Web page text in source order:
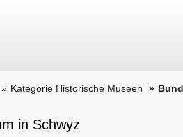
Kategorie Historische Museen
in Schwyz